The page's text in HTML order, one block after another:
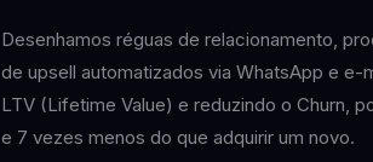
Desenhamos réguas de relacionamento,
de upsell automatizados via WhatsApp e e-
LTV (Lifetime Value) e reduzindo o Churn,
e 7 vezes menos do que adquirir um novo.